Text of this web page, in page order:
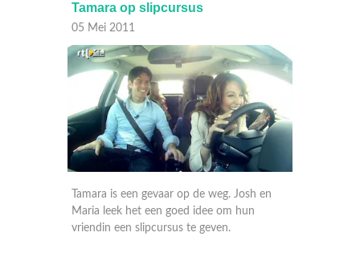
Tamara op slipcursus
05 Mei 2011
Tamara is een gevaar op de weg. Josh en
Maria leek het een goed idee om hun
vriendin een slipcursus te geven.